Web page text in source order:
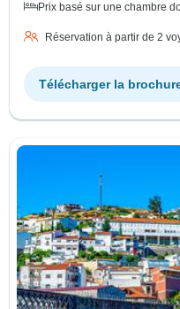
Prix basé sur une chambre
Réservation à partir de 2
Télécharger la